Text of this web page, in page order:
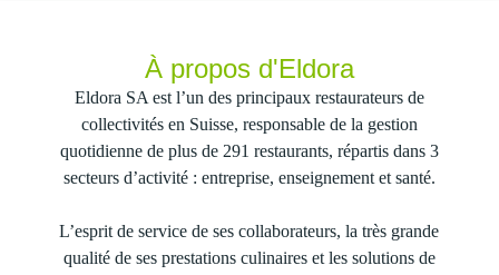
À propos d'Eldora
Eldora SA est l’un des principaux restaurateurs de
collectivités en Suisse, responsable de la gestion
quotidienne de plus de 291 restaurants, répartis dans 3
secteurs d’activité : entreprise, enseignement et santé.
L’esprit de service de ses collaborateurs, la très grande
qualité de ses prestations culinaires et les solutions de